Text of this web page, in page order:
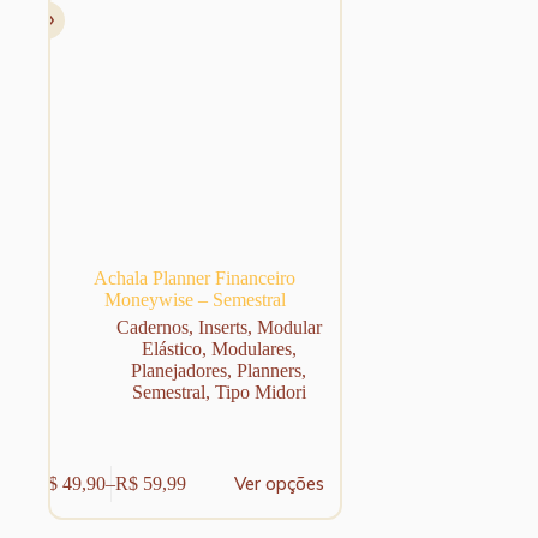
Achala Planner Financeiro
Moneywise – Semestral
Cadernos, Inserts, Modular
Elástico, Modulares,
Planejadores,Planners,
Semestral, Tipo Midori
R$ 49,90–R$ 59,99
Faixa
de
Ver opções
produto
tem